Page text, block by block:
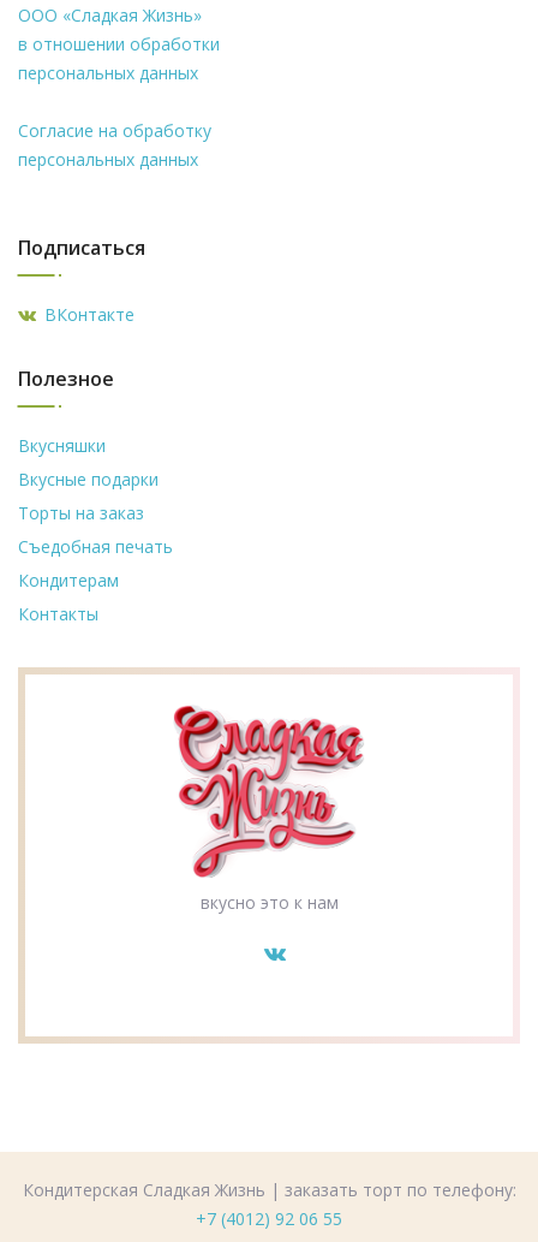
ООО «Сладкая Жизнь»
в отношении обработки
персональных данных
Согласие на обработку
персональных данных
Подписаться
ВКонтакте
Полезное
Вкусняшки
Вкусные подарки
Торты на заказ
Съедобная печать
Кондитерам
Контакты
вкусно это к нам
Кондитерская Сладкая Жизнь | заказать торт по телефону:
+7 (4012) 92 06 55